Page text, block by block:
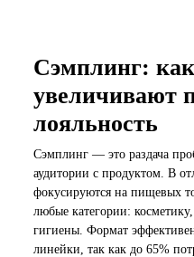
Сэмплинг:
увеличивают
лояльность
Сэмплинг — это раздача
аудитории с продуктом. В
фокусируются на пищевых
любые категории:
гигиены. Формат
линейки, так как до 65%